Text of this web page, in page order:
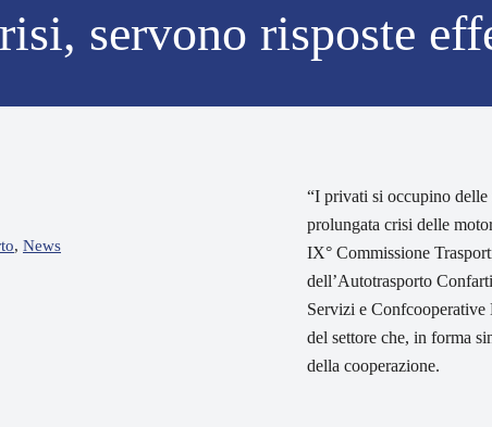
servono risposte
, News
“I privati si occupino
prolungata crisi delle
IX° Commissione
dell’Autotrasporto
Servizi e Confcooperative
del settore che, in forma
della cooperazione.